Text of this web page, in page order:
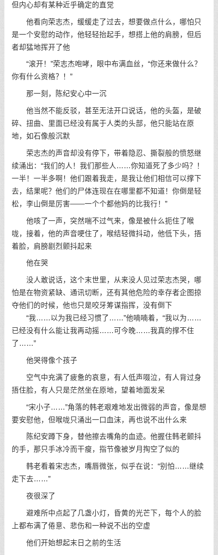
但内心却有某种近乎确定的直觉
他看向荣志杰，缓缓走了过去，想要做点什么，哪怕只
是一个安慰的动作，他轻轻抬起手，想搭上他的肩膀，但后
者却猛地挥开了他
“滚开！”荣志杰咆哮，眼中布满血丝，“你还来做什么？
你有什么资格？！”
那一刻，陈纪安心中一沉
他当然不能反驳，甚至无法开口说话，他的头盔，是破
碎、扭曲、里面已经没有属于人类的头部，他只能站在原
地，如石像般沉默
荣志杰的声音却没有停下，带着隐忍、撕裂般的愤怒继
续涌出：“我们的人！我们那些人……你知道死了多少吗？！
一半！一半多啊！他们跟着我走，是我让他们相信可以撑下
去，结果呢？他们的尸体连现在在哪里都不知道！你倒是轻
松，李山倒是厉害——一个个都他妈的比我行！”
他咳了一声，突然喘不过气来，像是被什么扼住了喉
咙，接着，他的声音哽住了，喉结轻微抖动，他低下头，捂
着脸，肩膀剧烈颤抖起来
他在哭
没人敢说话，这个末世里，从来没人见过荣志杰哭，哪
怕是在物资紧缺、通讯切断，还有其他危险的幸存者企图掠
夺他们的时候，他也只是咬牙筹谋指挥，没有倒下
“我……以为我已经习惯了……”他喃喃着，“我以为……
已经没有什么能让我再动摇……可今晚……我真的撑不住
了……”
他哭得像个孩子
空气中充满了疲惫的哀意，有人低声啜泣，有人背过身
捂住脸，有人只是茫然坐在原地，望着地面发呆
“宋小子……”角落的韩老艰难地发出微弱的声音，像是想
要安慰他，但喉咙只涌出一口血沫，再也说不出什么来
陈纪安蹲下身，替他擦去嘴角的血迹。他握住韩老颤抖
的手，那只手冰冷而干瘦，指节像被岁月掏空了似的
韩老看着宋志杰，嘴唇微张，似乎在说：“别怕……继续
走下去……”
夜很深了
避难所中点起了几盏小灯，昏黄的光芒下，每个人的脸
上都布满了倦意、悲伤和一种说不出的空虚
他们开始想起末日之前的生活